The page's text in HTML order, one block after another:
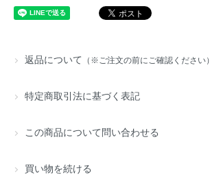
返品について （※ご注文の前にご確認ください）
特定商取引法に基づく表記
この商品について問い合わせる
買い物を続ける